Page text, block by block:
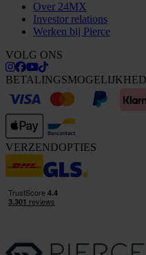
Over 24MX
Investor relations
Werken bij Pierce
VOLG ONS
VERZENDOPTIES